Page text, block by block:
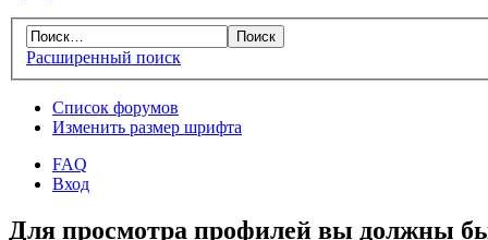
Расширенный поиск
Список форумов
Изменить размер шрифта
FAQ
Вход
Для просмотра профилей вы должны